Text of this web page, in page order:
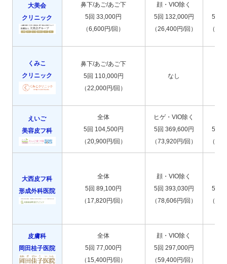
大美会
クリニック
鼻下/あご/あご下
5回 33,000円
（6,600円/回）
顔・VIO除く
5回 132,000円
（26,400円/回）
5回
（
くみこ
クリニック
鼻下/あご/あご下
5回 110,000円
（22,000円/回）
なし
えいご
美容皮フ科
全体
5回 104,500円
（20,900円/回）
ヒゲ・VIO除く
5回 369,600円
（73,920円/回）
5回
（
大西皮フ科
形成外科医院
全体
5回 89,100円
（17,820円/回）
顔・VIO除く
5回 393,030円
（78,606円/回）
5回
（
皮膚科
岡田桂子医院
全体
5回 77,000円
（15,400円/回）
顔・VIO除く
5回 297,000円
（59,400円/回）